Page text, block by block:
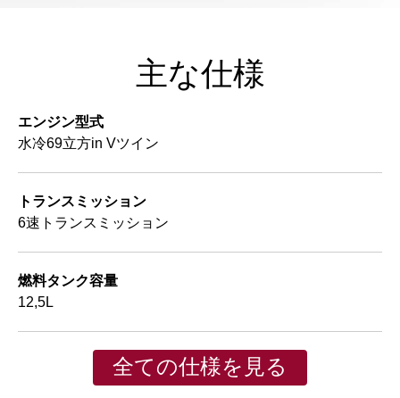
主な仕様
エンジン型式
水冷69立方in Vツイン
トランスミッション
6速トランスミッション
燃料タンク容量
12,5L
全ての仕様を見る